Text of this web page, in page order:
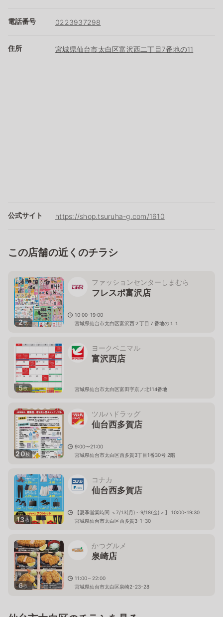
電話番号 0223937298
住所 宮城県仙台市太白区富沢西二丁目7番地の11
公式サイト https://shop.tsuruha-g.com/1610
この店舗の近くのチラシ
2枚
ファッションセンターしまむら
フレスポ富沢店
10:00-19:00
宮城県仙台市太白区富沢西２丁目７番地の１１
5枚
ヨークベニマル
富沢西店
宮城県仙台市太白区富田字京ノ北114番地
20枚
ツルハドラッグ
仙台西多賀店
9:00〜21:00
宮城県仙台市太白区西多賀3丁目1番30号 2階
13枚
コナカ
仙台西多賀店
【夏季営業時間 ＜7/13(月)～9/18(金)＞】 10:00-19:30
宮城県仙台市太白区西多賀3-1-30
6枚
かつグルメ
泉崎店
11:00～22:00
宮城県仙台市太白区泉崎2-23-28